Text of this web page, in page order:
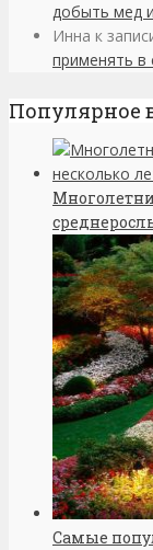
добыть мед
Инна к
применять в
Популярное
Самые